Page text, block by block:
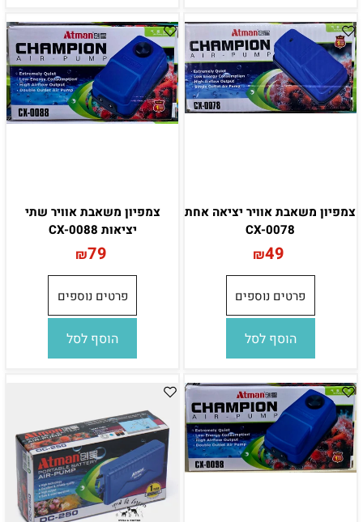
צמפיון משאבת אוויר יציאה אחת
CX-0078
₪49
פרטים נוספים
הוסף לסל
צמפיון משאבת אוויר שתי
יציאות CX-0088
₪79
פרטים נוספים
הוסף לסל